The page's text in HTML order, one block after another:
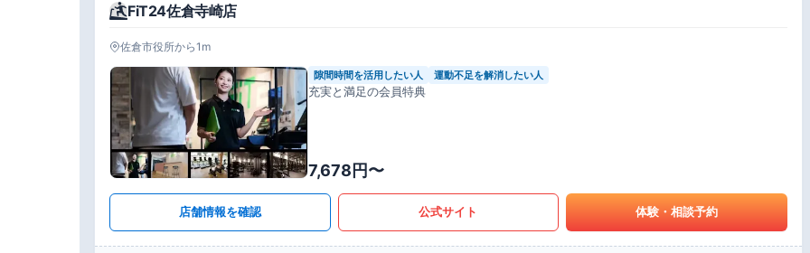
FiT24佐倉寺崎店
佐倉市役所から1m
隙間時間を活用したい人 運動不足を解消したい人
充実と満足の会員特典
7,678円〜
店舗情報を確認 公式サイト 体験・相談予約